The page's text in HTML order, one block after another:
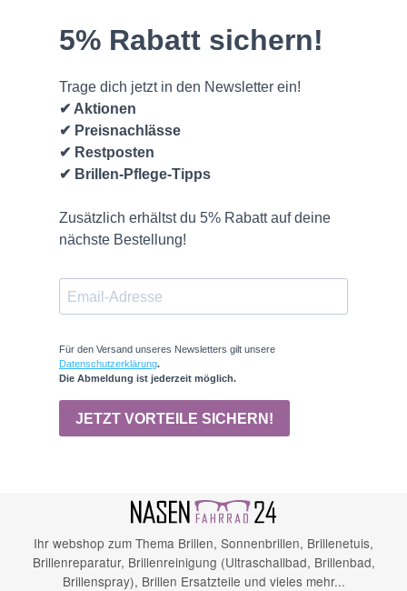
Ihr webshop zum Thema Brillen, Sonnenbrillen, Brillenetuis,
Brillenreparatur, Brillenreinigung (Ultraschallbad, Brillenbad,
Brillenspray), Brillen Ersatzteile und vieles mehr...